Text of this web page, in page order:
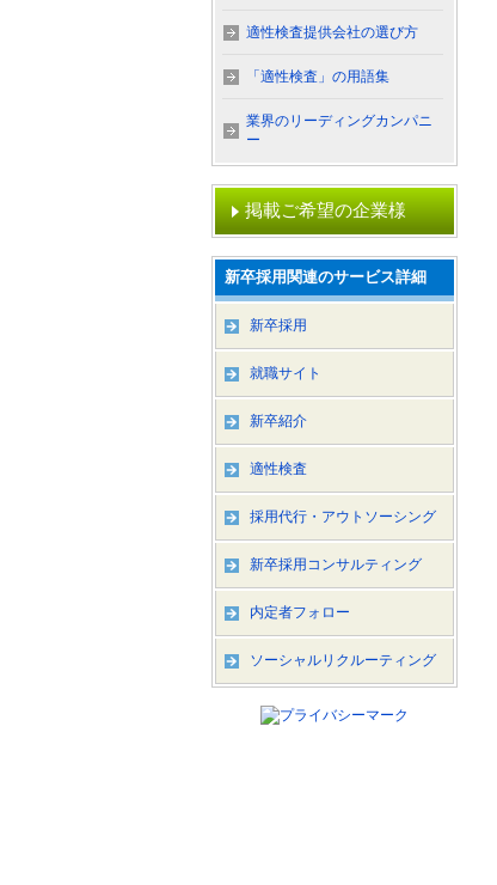
適性検査提供会社の選び方
「適性検査」の用語集
業界のリーディングカンパニ
ー
掲載ご希望の企業様
新卒採用関連のサービス詳細
新卒採用
就職サイト
新卒紹介
適性検査
採用代行・アウトソーシング
新卒採用コンサルティング
内定者フォロー
ソーシャルリクルーティング